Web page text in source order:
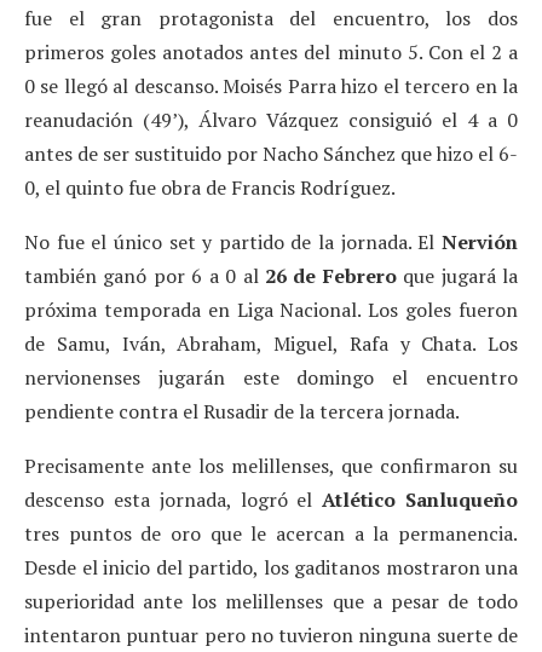
fue el gran protagonista del encuentro, los dos
primeros goles anotados antes del minuto 5. Con el 2 a
0 se llegó al descanso. Moisés Parra hizo el tercero en la
reanudación (49’), Álvaro Vázquez consiguió el 4 a 0
antes de ser sustituido por Nacho Sánchez que hizo el 6-
0, el quinto fue obra de Francis Rodríguez.
No fue el único set y partido de la jornada. El Nervión
también ganó por 6 a 0 al 26 de Febreroque jugará la
próxima temporada en Liga Nacional. Los goles fueron
de Samu, Iván, Abraham, Miguel, Rafa y Chata. Los
nervionenses jugarán este domingo el encuentro
pendiente contra el Rusadir de la tercera jornada.
Precisamente ante los melillenses, que confirmaron su
descenso esta jornada, logró elAtlético Sanluqueño
tres puntos de oro que le acercan a la permanencia.
Desde el inicio del partido, los gaditanos mostraron una
superioridad ante los melillenses que a pesar de todo
intentaron puntuar pero no tuvieron ninguna suerte de